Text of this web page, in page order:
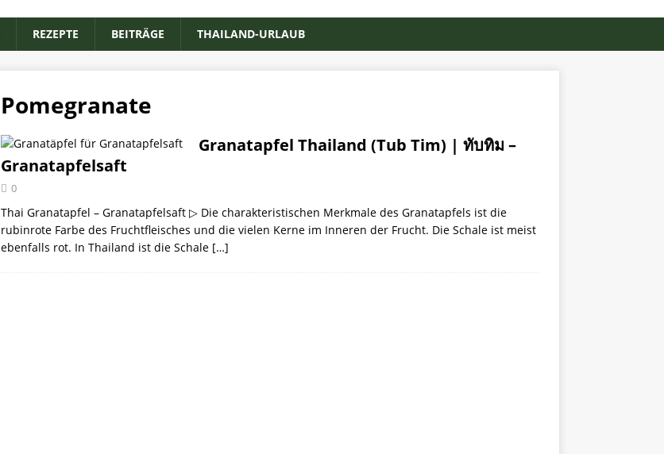
REZEPTE BEITRÄGE THAILAND-URLAUB
Pomegranate
Granatapfel Thailand (Tub Tim) | ทับทิม –
Granatapfelsaft
0
Thai Granatapfel – Granatapfelsaft ▷ Die charakteristischen Merkmale des Granatapfels ist die
rubinrote Farbe des Fruchtfleisches und die vielen Kerne im Inneren der Frucht. Die Schale ist meist
ebenfalls rot. In Thailand ist die Schale […]